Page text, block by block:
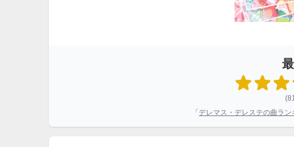
「 デレマス・デレステの曲ラン